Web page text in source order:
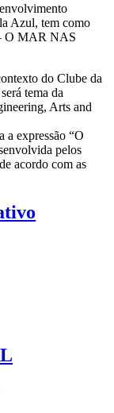
Azul, tem como
O MAR NAS
do Clube da
tema da
Arts and
a expressão “O
pelos
acordo com as